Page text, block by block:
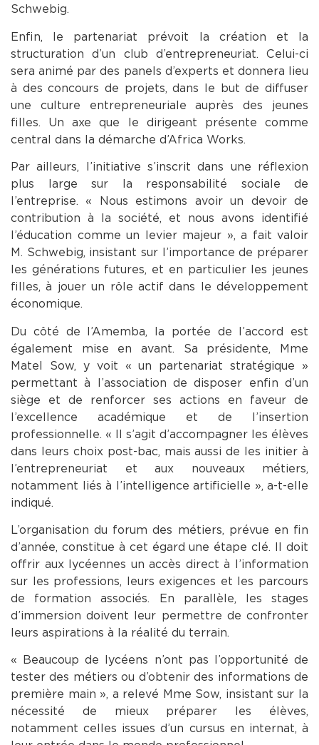
Schwebig.
Enfin, le partenariat prévoit la création et la
structuration d’un club d’entrepreneuriat. Celui-ci
sera animé par des panels d’experts et donnera lieu
à des concours de projets, dans le but de diffuser
une culture entrepreneuriale auprès des jeunes
filles. Un axe que le dirigeant présente comme
central dans la démarche d’Africa Works.
Par ailleurs, l’initiative s’inscrit dans une réflexion
plus large sur la responsabilité sociale de
l’entreprise. « Nous estimons avoir un devoir de
contribution à la société, et nous avons identifié
l’éducation comme un levier majeur », a fait valoir
M. Schwebig, insistant sur l’importance de préparer
les générations futures, et en particulier les jeunes
filles, à jouer un rôle actif dans le développement
économique.
Du côté de l’Amemba, la portée de l’accord est
également mise en avant. Sa présidente, Mme
Matel Sow, y voit « un partenariat stratégique »
permettant à l’association de disposer enfin d’un
siège et de renforcer ses actions en faveur de
l’excellence académique et de l’insertion
professionnelle. « Il s’agit d’accompagner les élèves
dans leurs choix post-bac, mais aussi de les initier à
l’entrepreneuriat et aux nouveaux métiers,
notamment liés à l’intelligence artificielle », a-t-elle
indiqué.
L’organisation du forum des métiers, prévue en fin
d’année, constitue à cet égard une étape clé. Il doit
offrir aux lycéennes un accès direct à l’information
sur les professions, leurs exigences et les parcours
de formation associés. En parallèle, les stages
d’immersion doivent leur permettre de confronter
leurs aspirations à la réalité du terrain.
« Beaucoup de lycéens n’ont pas l’opportunité de
tester des métiers ou d’obtenir des informations de
première main », a relevé Mme Sow, insistant sur la
nécessité de mieux préparer les élèves,
notamment celles issues d’un cursus en internat, à